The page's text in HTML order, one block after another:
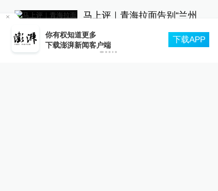
马上评｜青海拉面告别“兰州
澎湃评论
你有权知道更多
下载澎湃新闻客户端
下载APP